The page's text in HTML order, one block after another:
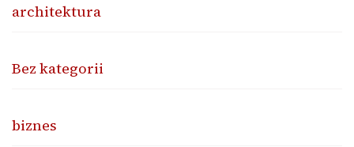
architektura
Bez kategorii
biznes